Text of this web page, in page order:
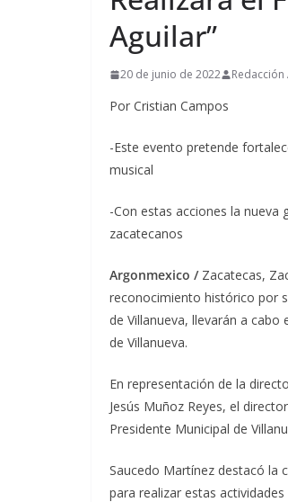
Aguilar”
20 de junio de 2022
Por Cristian Campos
-Este evento pretende
musical
-Con estas acciones la nueva
zacatecanos
Argonmexico / Zacatecas,
reconocimiento histórico por
de Villanueva, llevarán a cabo
de Villanueva.
En representación de la
Jesús Muñoz Reyes, el
Presidente Municipal de
Saucedo Martínez destacó la
para realizar estas